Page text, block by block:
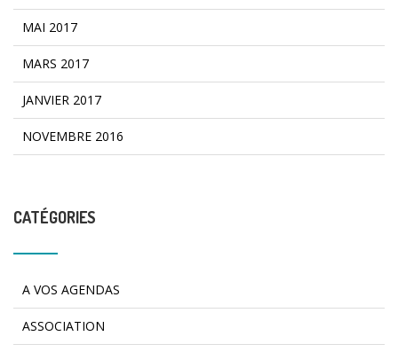
MAI 2017
MARS 2017
JANVIER 2017
NOVEMBRE 2016
CATÉGORIES
A VOS AGENDAS
ASSOCIATION